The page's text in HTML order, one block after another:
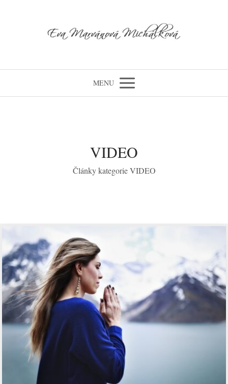
MENU
VIDEO
Články kategorie VIDEO